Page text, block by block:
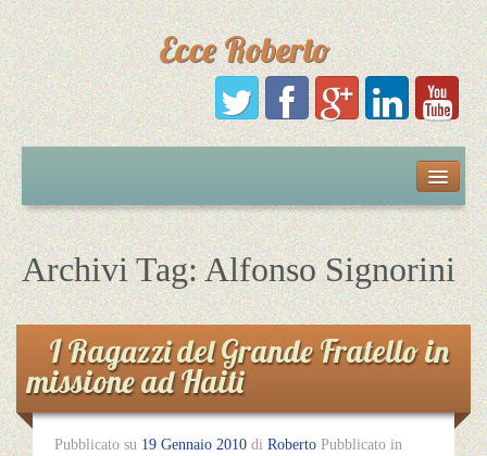
Ecce Roberto
Português
Polski
Español
Italiano
Archivi Tag:Alfonso Signorini
I Ragazzi del Grande Fratello in
missione ad Haiti
Pubblicato su 19 Gennaio 2010 di Roberto Pubblicato in